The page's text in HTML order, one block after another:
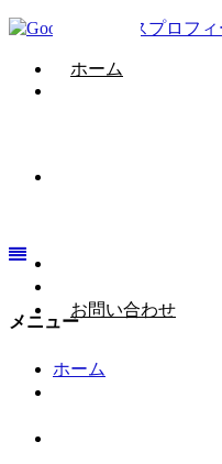
ホーム
お問い合わせ
メニュー
ホーム